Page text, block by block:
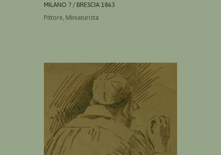
MILANO ? / BRESCIA 1863
Pittore, Miniaturista